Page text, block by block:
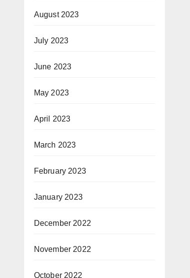
August 2023
July 2023
June 2023
May 2023
April 2023
March 2023
February 2023
January 2023
December 2022
November 2022
October 2022